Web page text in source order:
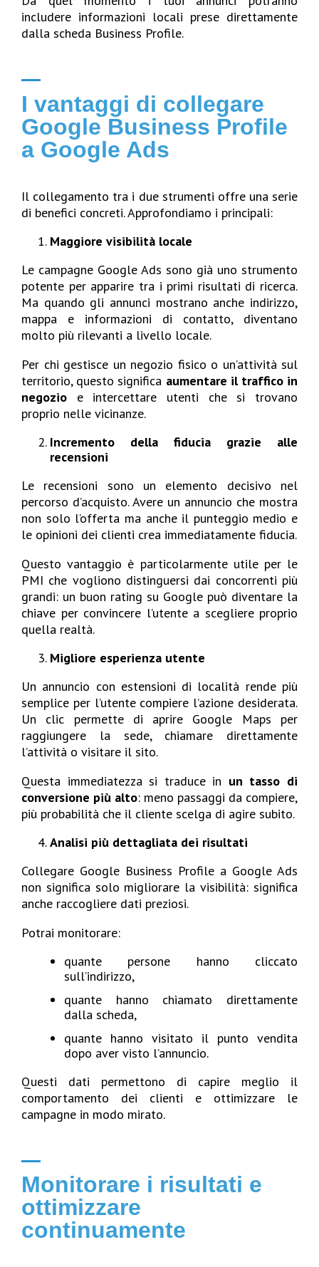
includere informazioni locali prese direttamente
dalla scheda Business Profile.
I vantaggi di collegare
Google Business Profile
a Google Ads
Il collegamento tra i due strumenti offre una serie
di benefici concreti. Approfondiamo i principali:
Maggiore visibilità locale
Le campagne Google Ads sono già uno strumento
potente per apparire tra i primi risultati di ricerca.
Ma quando gli annunci mostrano anche indirizzo,
mappa e informazioni di contatto, diventano
molto più rilevanti a livello locale.
Per chi gestisce un negozio fisico o un’attività sul
territorio, questo significa aumentare il traffico in
negozio e intercettare utenti che si trovano
proprio nelle vicinanze.
Incremento della fiducia grazie alle
recensioni
Le recensioni sono un elemento decisivo nel
percorso d’acquisto. Avere un annuncio che mostra
non solo l’offerta ma anche il punteggio medio e
le opinioni dei clienti crea immediatamente fiducia.
Questo vantaggio è particolarmente utile per le
PMI che vogliono distinguersi dai concorrenti più
grandi: un buon rating su Google può diventare la
chiave per convincere l’utente a scegliere proprio
quella realtà.
Migliore esperienza utente
Un annuncio con estensioni di località rende più
semplice per l’utente compiere l’azione desiderata.
Un clic permette di aprire Google Maps per
raggiungere la sede, chiamare direttamente
l’attività o visitare il sito.
Questa immediatezza si traduce in un tasso di
conversione più alto: meno passaggi da compiere,
più probabilità che il cliente scelga di agire subito.
Analisi più dettagliata dei risultati
Collegare Google Business Profile a Google Ads
non significa solo migliorare la visibilità: significa
anche raccogliere dati preziosi.
Potrai monitorare:
quante persone hanno cliccato
sull’indirizzo,
quante hanno chiamato direttamente
dalla scheda,
quante hanno visitato il punto vendita
dopo aver visto l’annuncio.
Questi dati permettono di capire meglio il
comportamento dei clienti e ottimizzare le
campagne in modo mirato.
Monitorare i risultati e
ottimizzare
continuamente